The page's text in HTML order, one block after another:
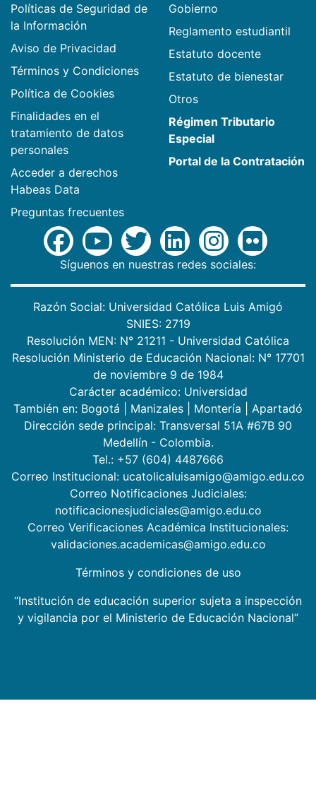
Políticas de Seguridad de
la Información
Aviso de Privacidad
Términos y Condiciones
Política de Cookies
Finalidades en el
tratamiento de datos
personales
Acceder a derechos
Habeas Data
Preguntas frecuentes
Gobierno
Reglamento estudiantil
Estatuto docente
Estatuto de bienestar
Otros
Régimen Tributario
Especial
Portal de la Contratación
Síguenos en nuestras redes sociales:
Razón Social: Universidad Católica Luis Amigó
SNIES: 2719
Resolución MEN: N° 21211 - Universidad Católica
Resolución Ministerio de Educación Nacional: N° 17701
de noviembre 9 de 1984
Carácter académico: Universidad
También en: Bogotá Manizales Montería
Apartadó
Dirección sede principal: Transversal 51A #67B 90
Medellín - Colombia.
Tel.: +57 (604) 4487666
Correo Institucional: ucatolicaluisamigo@amigo.edu.co
Correo Notificaciones Judiciales:
notificacionesjudiciales@amigo.edu.co
Correo Verificaciones Académica Institucionales:
validaciones.academicas@amigo.edu.co
Términos y condiciones de uso
“Institución de educación superior sujeta a inspección
y vigilancia por el Ministerio de Educación Nacional”